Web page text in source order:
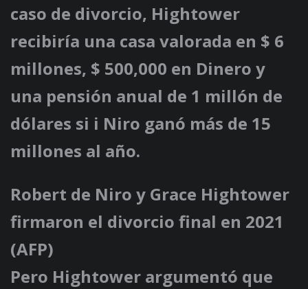
caso de divorcio, Hightower
recibiría una casa valorada en $ 6
millones, $ 500,000 en Dinero y
una pensión anual de 1 millón de
dólares si i Niro ganó más de 15
millones al año.
Robert de Niro y Grace Hightower
firmaron el divorcio final en 2021
(AFP)
Pero Hightower argumentó que